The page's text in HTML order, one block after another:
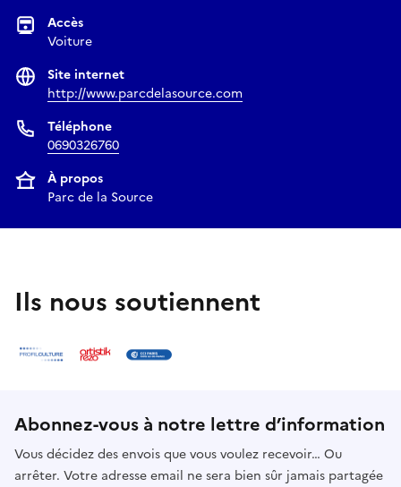
Accès
Voiture
Site internet
http://www.parcdelasource.com
Téléphone
0690326760
À propos
Parc de la Source
Ils nous soutiennent
Abonnez-vous à notre lettre d’information
Vous décidez des envois que vous voulez recevoir… Ou
arrêter. Votre adresse email ne sera bien sûr jamais partagée